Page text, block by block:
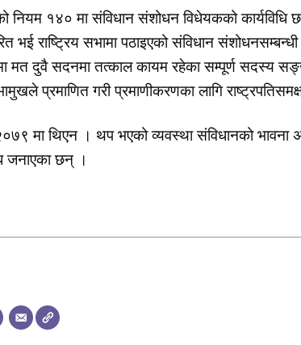
नियम १४० मा संविधान संशोधन विधेयकको
भई राष्ट्रिय सभामा पठाइएको संविधान
मत दुवै सदनमा तत्काल कायम रहेका सम्पूर्ण सदस्य
प्रमाणित गरी प्रमाणीकरणका लागि
मा थिएन । थप भएको व्यवस्था संविधानको भावना
जनाएका छन् ।